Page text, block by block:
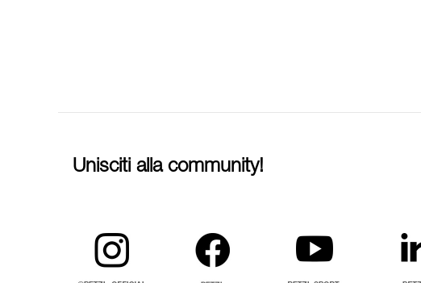
Unisciti alla community!